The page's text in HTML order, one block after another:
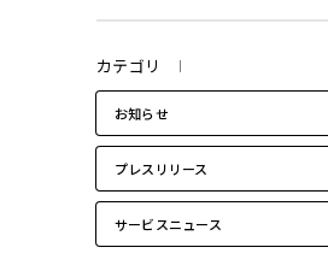
カテゴリ
お知らせ
プレスリリース
サービスニュース